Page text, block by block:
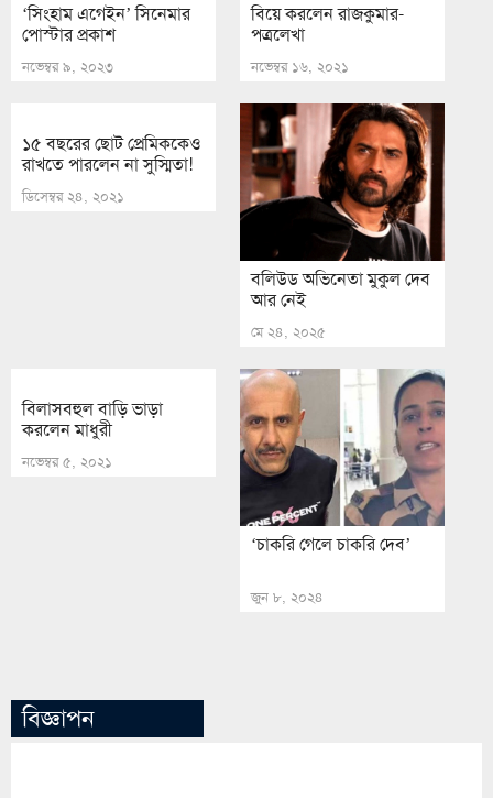
‘সিংহাম এগেইন’ সিনেমার
পোস্টার প্রকাশ
নভেম্বর ৯, ২০২৩
বিয়ে করলেন রাজকুমার-
পত্রলেখা
নভেম্বর ১৬, ২০২১
১৫ বছরের ছোট প্রেমিককেও
রাখতে পারলেন না সুস্মিতা!
ডিসেম্বর ২৪, ২০২১
বলিউড অভিনেতা মুকুল দেব
আর নেই
মে ২৪, ২০২৫
বিলাসবহুল বাড়ি ভাড়া
করলেন মাধুরী
নভেম্বর ৫, ২০২১
‘চাকরি গেলে চাকরি দেব’
জুন ৮, ২০২৪
বিজ্ঞাপন